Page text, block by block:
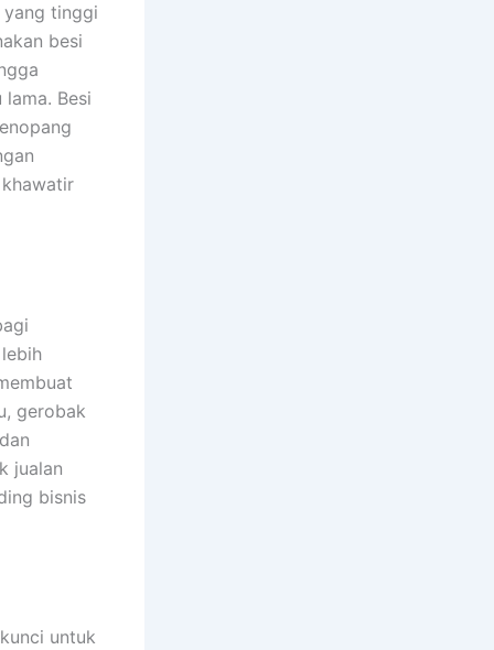
yang tinggi
besi
Besi
gerobak
jualan
bisnis
untuk